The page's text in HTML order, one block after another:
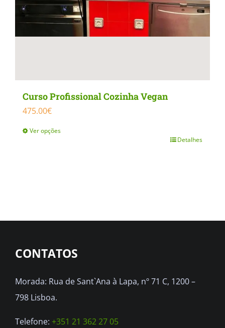
page
Curso Profissional Cozinha Vegan
475.00€
Ver opções
The
may
chosen
on
the
Detalhes
CONTATOS
Morada: Rua de Sant`Ana à Lapa, nº 71 C, 1200 –
798 Lisboa.
Telefone: +351 21 362 27 05